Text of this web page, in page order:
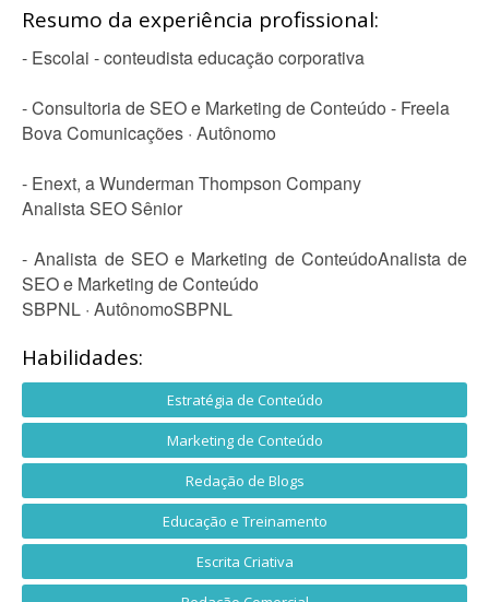
Resumo da experiência profissional:
- Escolai - conteudista educação corporativa
- Consultoria de SEO e Marketing de Conteúdo - Freela
Bova Comunicações · Autônomo
- Enext, a Wunderman Thompson Company
Analista SEO Sênior
- Analista de SEO e Marketing de ConteúdoAnalista de
SEO e Marketing de Conteúdo
SBPNL · AutônomoSBPNL
Habilidades:
Estratégia de Conteúdo
Marketing de Conteúdo
Redação de Blogs
Educação e Treinamento
Escrita Criativa